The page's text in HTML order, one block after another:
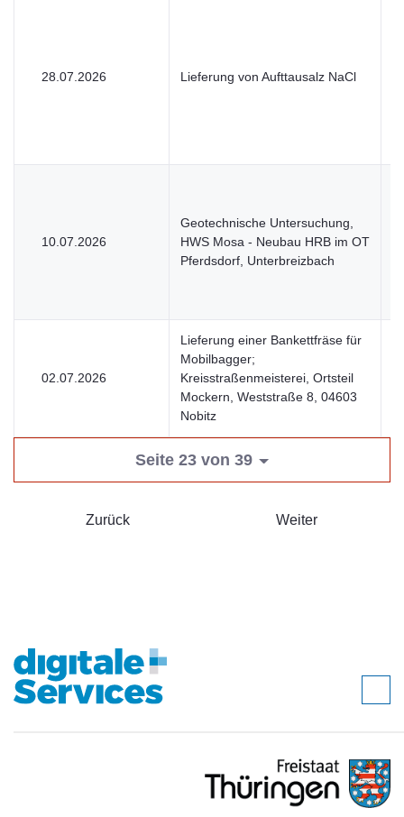
28.07.2026 Lieferung von Aufttausalz NaCl
10.07.2026
Geotechnische Untersuchung,
HWS Mosa - Neubau HRB im OT
Pferdsdorf, Unterbreizbach
02.07.2026
Lieferung einer Bankettfräse für
Mobilbagger;
Kreisstraßenmeisterei, Ortsteil
Mockern, Weststraße 8, 04603
Nobitz
Seite 23 von 39
Zurück Weiter